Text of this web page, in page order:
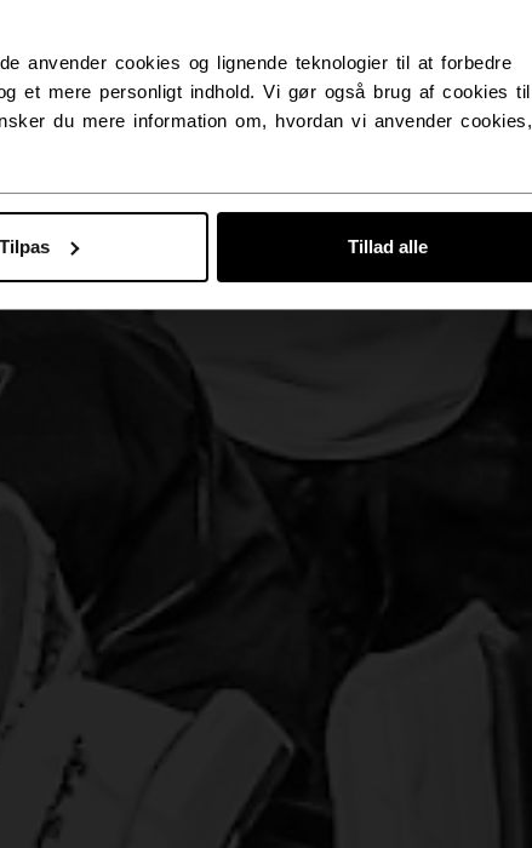
anvender cookies og lignende teknologier til at forbedre
et mere personligt indhold. Vi gør også brug af cookies til
du mere information om, hvordan vi anvender cookies,
Tilpas Tillad alle